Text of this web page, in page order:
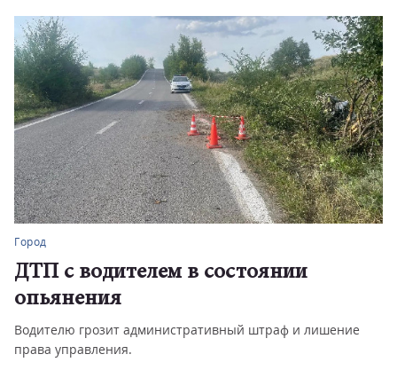
Город
ДТП с водителем в состоянии
опьянения
Водителю грозит административный штраф и лишение
права управления.